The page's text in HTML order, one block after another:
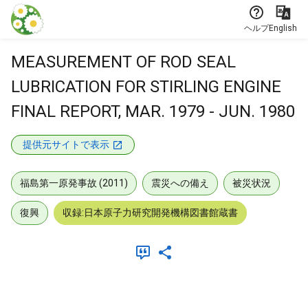
本文に飛ぶ
ヘルプEnglish
MEASUREMENT OF ROD SEAL
LUBRICATION FOR STIRLING ENGINE
FINAL REPORT, MAR. 1979 - JUN. 1980
提供元サイトで表示
福島第一原発事故 (2011) 震災への備え 被災状況
復興 収録:日本原子力研究開発機構図書館蔵書